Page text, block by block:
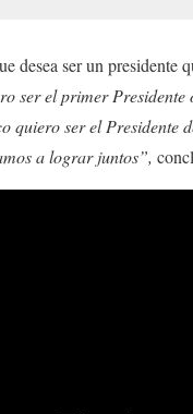
desea ser un presidente
ser el primer Presidente
quiero ser el Presidente
a lograr juntos”,